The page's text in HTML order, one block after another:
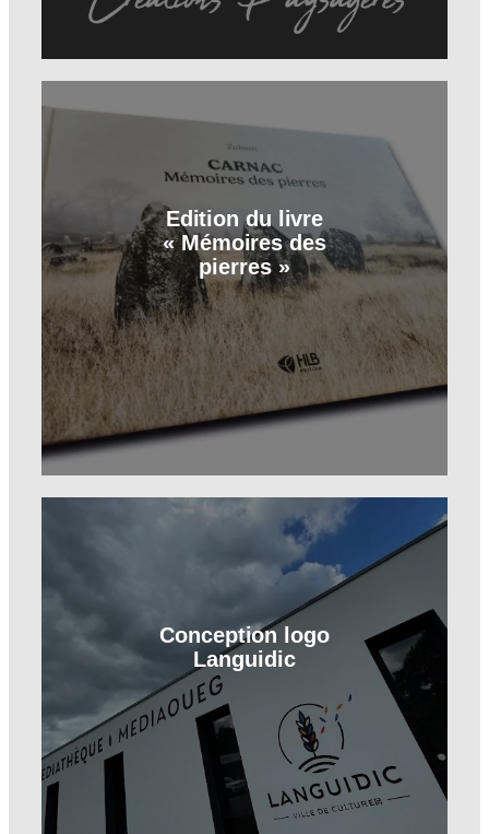
Edition du livre
« Mémoires des
pierres »
Conception logo
Languidic